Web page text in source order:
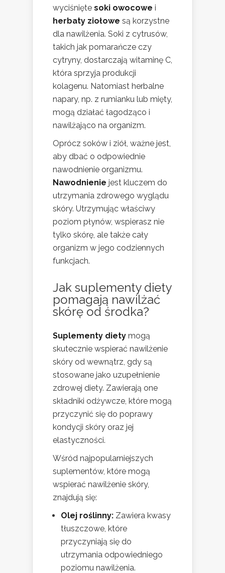
wyciśnięte soki owocowe i
herbaty ziołowe są korzystne
dla nawilżenia. Soki z cytrusów,
takich jak pomarańcze czy
cytryny, dostarczają witaminę C,
która sprzyja produkcji
kolagenu. Natomiast herbalne
napary, np. z rumianku lub mięty,
mogą działać łagodząco i
nawilżająco na organizm.
Oprócz soków i ziół, ważne jest,
aby dbać o odpowiednie
nawodnienie organizmu.
Nawodnienie jest kluczem do
utrzymania zdrowego wyglądu
skóry. Utrzymując właściwy
poziom płynów, wspierasz nie
tylko skórę, ale także cały
organizm w jego codziennych
funkcjach.
Jak suplementy diety
pomagają nawilżać
skórę od środka?
Suplementy diety mogą
skutecznie wspierać nawilżenie
skóry od wewnątrz, gdy są
stosowane jako uzupełnienie
zdrowej diety. Zawierają one
składniki odżywcze, które mogą
przyczynić się do poprawy
kondycji skóry oraz jej
elastyczności.
Wśród najpopularniejszych
suplementów, które mogą
wspierać nawilżenie skóry,
znajdują się:
Olej roślinny: Zawiera kwasy
tłuszczowe, które
przyczyniają się do
utrzymania odpowiedniego
poziomu nawilżenia.